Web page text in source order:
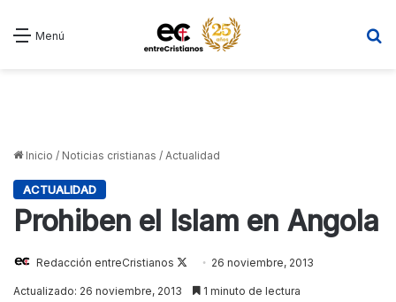
Menú
Inicio / Noticias cristianas / Actualidad
ACTUALIDAD
Prohiben el Islam en Angola
Redacción entreCristianos
Follow
on
26 noviembre, 2013
Actualizado: 26 noviembre, 2013 1 minuto de lectura